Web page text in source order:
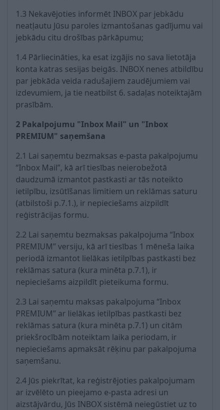
1.3 Nekavējoties informēt INBOX par jebkādu
neatļautu Jūsu paroles izmantošanas gadījumu vai
jebkādu citu drošības pārkāpumu;
1.4 Pārliecināties, ka esat izgājis no sava lietotāja
konta katras sesijas beigās. INBOX nenes atbildību
par jebkāda veida radušajiem zaudējumiem vai
izdevumiem, ja tie neatbilst 6. sadaļas noteiktajām
prasībām.
2 Pakalpojumu "Inbox Mail" un "Inbox
PREMIUM" saņemšana
2.1 Lai saņemtu bezmaksas e-pasta pakalpojumu
“Inbox Mail”, kā arī tiesības neierobežotā
daudzumā izmantot pastkasti ar tās noteikto
ietilpību, izsūtīšanas limitiem un reklāmas saturu
(atbilstoši p.7.1.), ir nepieciešams aizpildīt
reģistrācijas formu.
2.2 Lai saņemtu bezmaksas pakalpojuma “Inbox
PREMIUM” versiju, kā arī tiesības 1 mēneša laika
periodā izmantot lielākas ietilpības pastkasti bez
reklāmas satura (kura minēta p.7.1), ir
nepieciešams aizpildīt pieteikuma formu.
2.3 Lai saņemtu maksas pakalpojuma “Inbox
PREMIUM” ar lielākas ietilpības pastkasti bez
reklāmas satura (kura minēta p.7.1) un citām
priekšrocībām noteiktam laika periodam, ir
nepieciešams apmaksāt rēķinu par pakalpojuma
saņemšanu.
2.4 Jūs piekrītat, ka reģistrējoties pakalpojumam
ar izvēlēto un pieejamo e-pasta adresi un
aizstājvārdu, Jūs INBOX sistēmā neiegūstiet uz to